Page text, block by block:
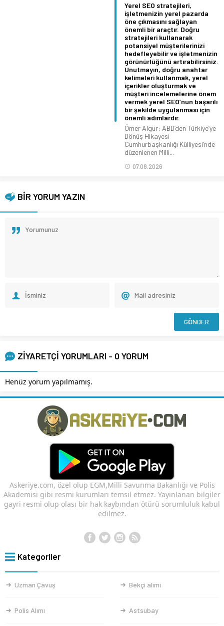
Yerel SEO stratejileri,
işletmenizin yerel pazarda
öne çıkmasını sağlayan
önemli bir araçtır. Doğru
stratejileri kullanarak
potansiyel müşterilerinizi
hedefleyebilir ve işletmenizin
görünürlüğünü artırabilirsiniz.
Unutmayın, doğru anahtar
kelimeleri kullanmak, yerel
içerikler oluşturmak ve
müşteri incelemelerine önem
vermek yerel SEO’nun başarılı
bir şekilde uygulanması için
önemli adımlardır.
Ömer Algur: ABD’den Türkiye’ye
Dönüş Hikayesi
Cumhurbaşkanlığı Külliyesi’nde
düzenlenen Milli...
07.08.2026
BİR YORUM YAZIN
ZİYARETÇİ YORUMLARI - 0 YORUM
Henüz yorum yapılmamış.
Askeriye.com, özel olup EGM,Milli Savunma Bakanlığı ve Polis
Akademisi gibi resmi kurumları temsil etmez. Yayınlanan bilgiler
gayri resmi olup olası bir hak kaybından ötürü sorumluluk kabul
edilmez.
Kategoriler
Uzman Çavuş Bekçi alımı
Polis Alımı Astsubay